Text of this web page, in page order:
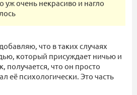
уж очень некрасиво и нагло
что в таких случаях
который присуждает ничью и
получается, что он просто
её психологически. Это часть